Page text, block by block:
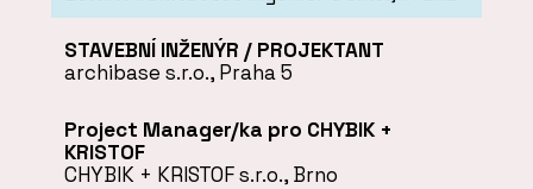
STAVEBNÍ INŽENÝR / PROJEKTANT
archibase s.r.o., Praha 5
Project Manager/ka pro CHYBIK +
KRISTOF
CHYBIK + KRISTOF s.r.o., Brno